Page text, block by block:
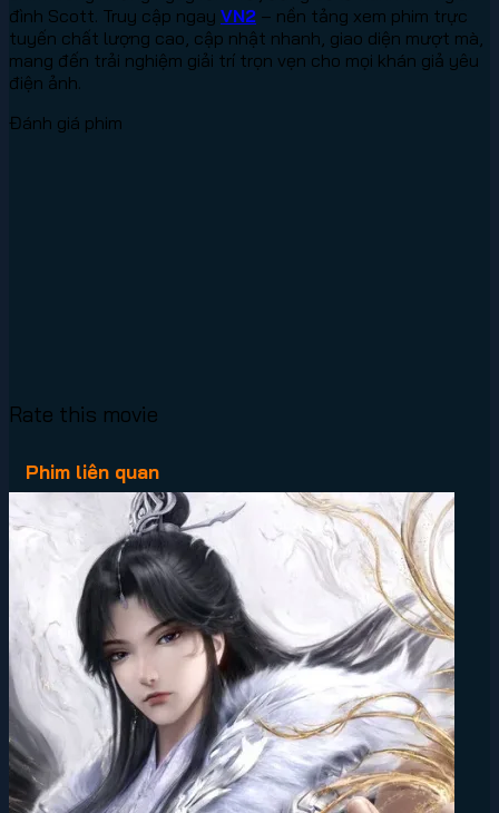
đình Scott. Truy cập ngay VN2 – nền tảng xem phim trực
tuyến chất lượng cao, cập nhật nhanh, giao diện mượt mà,
mang đến trải nghiệm giải trí trọn vẹn cho mọi khán giả yêu
điện ảnh.
Đánh giá phim
Rate this movie
Phim liên quan